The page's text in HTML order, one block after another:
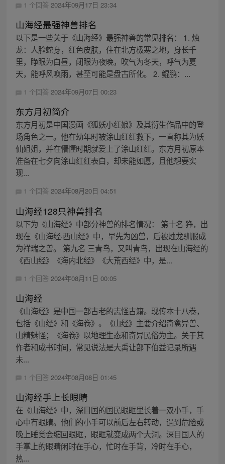
1 个回答 2024年09月17日 23:34
山海经最强神兽排名
以下是一些关于《山海经》最强神兽的常见排名： 1. 烛
龙：人脸蛇身，红色皮肤，住在北方极寒之地，身长千
里，睁眼为白昼，闭眼为夜晚，吹气为冬天，呼气为夏
天，能呼风唤雨，甚至可能是盘古所化。 2. 鲲鹏：...
1 个回答 2024年09月07日 00:23
东方月初简介
东方月初是中国漫画《狐妖小红娘》及其衍生作品中的登
场角色之一。他在幼年时被涂山红红救下，一直称其为妖
仙姐姐，并在懵懂时期就爱上了涂山红红。东方月初原本
准备在七夕向涂山红红表白，却未能如愿，且他想要实
现...
1 个回答 2024年08月20日 04:51
山海经128只神兽排名
以下为《山海经》中部分神兽的排名情况： 第十名 狰，出
现在《山海经·西山经》中，早先为凶兽，后被烛龙驯服成
为祥瑞之兽。 第九名 三青鸟，又叫青鸟，出现在山海经的
《西山经》《海内北经》《大荒西经》中，是...
1 个回答 2024年08月11日 00:05
山海经
《山海经》是中国一部古老的志怪古籍。现传本十八卷，
包括《山经》和《海卷》。《山经》主要介绍奇禽异兽、
山精魅怪；《海卷》以地理生态和奇异民俗为主。关于其
作者和成书时间，常见说法是大禹让部下伯益记录所遇
未...
1 个回答 2024年08月08日 01:45
山海经手上长眼睛
在《山海经》中，深目国的国民眼眶里长着一双小手，手
心中有眼睛。他们的小手可以前后左右转动，遇到危险或
晚上睡觉会缩回眼眶，眼眶就变成两个大洞。深目国人的
手掌上的眼睛闲时在手心，忙时在手背，冷时在手心，
热...